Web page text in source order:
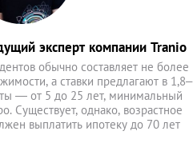
эксперт компании Tranio
обычно составляет не более
а ставки предлагают в 1,8–
— от 5 до 25 лет, минимальный
Существует, однако, возрастное
выплатить ипотеку до 70 лет